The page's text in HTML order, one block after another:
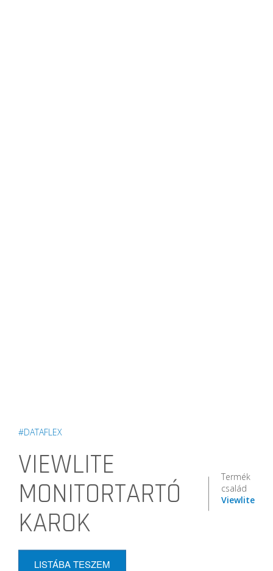
#DATAFLEX
VIEWLITE
MONITORTARTÓ
KAROK
Termék
család
Viewlite
LISTÁBA TESZEM